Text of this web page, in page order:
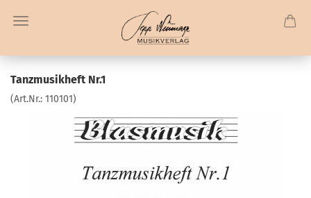
Tanzmusikheft Nr.1
(Art.Nr.: 110101)